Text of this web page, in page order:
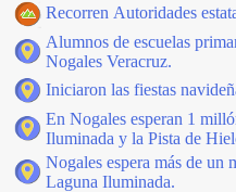
Recorren Autoridades
Alumnos de escuelas
Nogales Veracruz.
Iniciaron las fiestas
En Nogales esperan 1
Iluminada y la Pista de
Nogales espera más de un
Laguna Iluminada.